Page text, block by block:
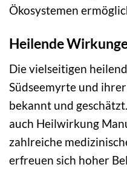
Ökosystemen
Heilende
Die vielseitigen
Südseemyrte und
bekannt und
auch Heilwirkung
zahlreiche
erfreuen sich hoher